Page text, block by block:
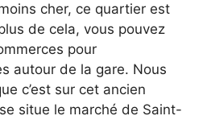
cher, ce quartier est
de cela, vous pouvez
pour
autour de la gare. Nous
c’est sur cet ancien
situe le marché de Saint-